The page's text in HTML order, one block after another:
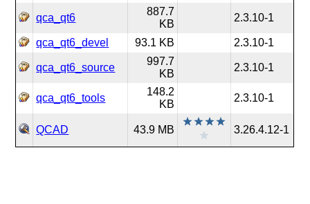
qca_qt6
887.7
KB
2.3.10-1
qca_qt6_devel 93.1 KB 2.3.10-1
qca_qt6_source
997.7
KB
2.3.10-1
qca_qt6_tools
148.2
KB
2.3.10-1
QCAD 43.9 MB 3.26.4.12-1